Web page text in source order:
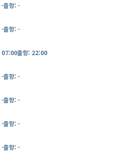
-출항: -
-출항: -
07:00출항: 22:00
-출항: -
-출항: -
-출항: -
-출항: -